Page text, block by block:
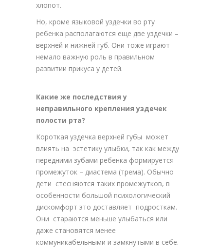
хлопот.
Но, кроме языковой уздечки во рту
ребенка располагаются еще две уздечки –
верхней и нижней губ. Они тоже играют
немало важную роль в правильном
развитии прикуса у детей.
Какие же последствия у
неправильного крепления уздечек
полости рта?
Короткая уздечка верхней губы может
влиять на эстетику улыбки, так как между
передними зубами ребенка формируется
промежуток – диастема (трема). Обычно
дети стесняются таких промежутков, в
особенности большой психологический
дискомфорт это доставляет подросткам.
Они стараются меньше улыбаться или
даже становятся менее
коммуникабельными и замкнутыми в себе.